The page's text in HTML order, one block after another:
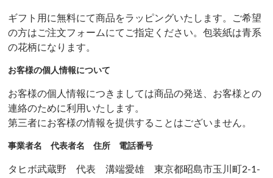
ギフト用に無料にて商品をラッピングいたします。ご希望
の方はご注文フォームにてご指定ください。包装紙は青系
の花柄になります。
お客様の個人情報について
お客様の個人情報につきましては商品の発送、お客様との
連絡のために利用いたします。
第三者にお客様の情報を提供することはございません。
事業者名 代表者名 住所 電話番号
タヒボ武蔵野 代表 溝端愛雄 東京都昭島市玉川町2-1-